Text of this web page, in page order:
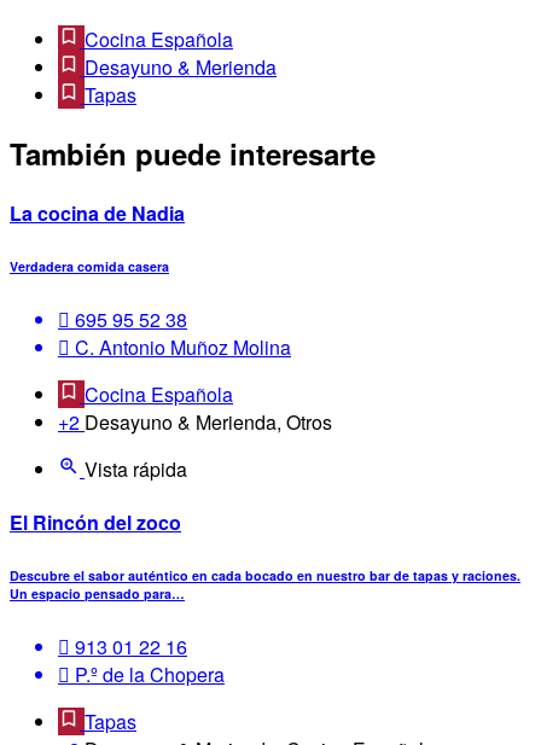
Cocina Española
Desayuno & Merienda
Tapas
También puede interesarte
La cocina de Nadia
Verdadera comida casera
695 95 52 38
C. Antonio Muñoz Molina
Cocina Española
+2 Desayuno & Merienda, Otros
Vista rápida
El Rincón del zoco
Descubre el sabor auténtico en cada bocado en nuestro bar de tapas y raciones.
Un espacio pensado para…
913 01 22 16
P.º de la Chopera
Tapas